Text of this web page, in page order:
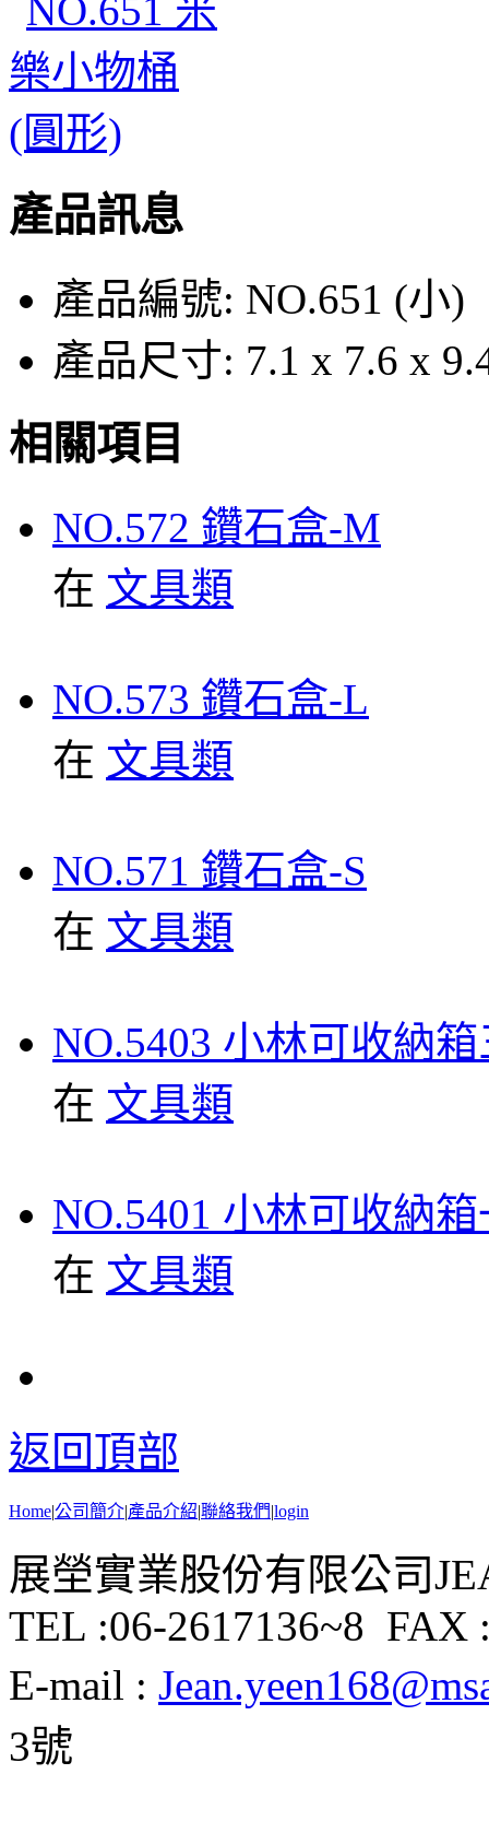
產品訊息
產品編號: NO.651 (小)
產品尺寸: 7.1 x 7.6 x
相關項目
NO.572 鑽石盒-M
在 文具類
NO.573 鑽石盒-L
在 文具類
NO.571 鑽石盒-S
在 文具類
NO.5403 小林可收納
在 文具類
NO.5401 小林可收納
在 文具類
返回頂部
Home|公司簡介|產品介紹|聯絡我們|login
展塋實業股份有限公司
TEL :06-2617136~8 FAX
E-mail :
3號